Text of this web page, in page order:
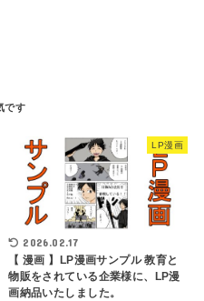
LP漫画
2026.02.17
【 漫画 】LP漫画サンプル 教育と
物販をされている企業様に、LP漫
画納品いたしました。